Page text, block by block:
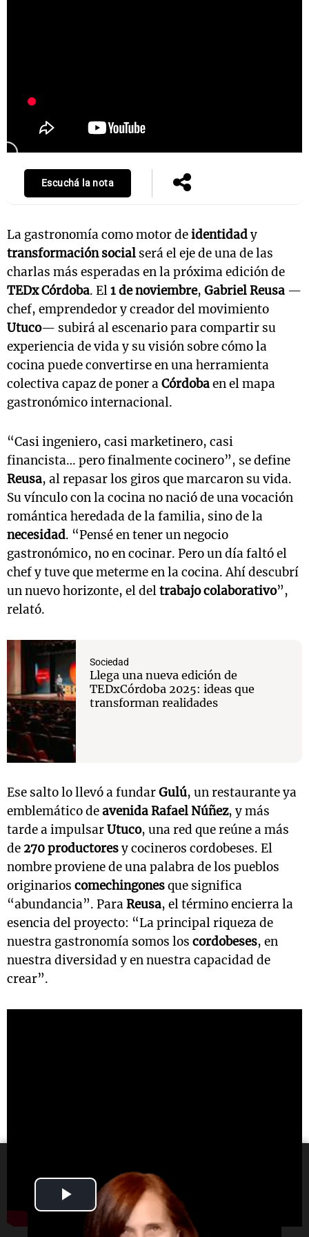
Play
Video
Escuchá la nota
La gastronomía como motor deidentidady
transformación social será el eje de una de las
charlas más esperadas en la próxima edición de
TEDx Córdoba. El1 de noviembre, Gabriel Reusa —
chef, emprendedor y creador del movimiento
Utuco— subirá al escenario para compartir su
experiencia de vida y su visión sobre cómo la
cocina puede convertirse en una herramienta
colectiva capaz de poner aCórdobaen el mapa
gastronómico internacional.
“Casi ingeniero, casi marketinero, casi
financista… pero finalmente cocinero”, se define
Reusa, al repasar los giros que marcaron su vida.
Su vínculo con la cocina no nació de una vocación
romántica heredada de la familia, sino de la
necesidad. “Pensé en tener un negocio
gastronómico, no en cocinar. Pero un día faltó el
chef y tuve que meterme en la cocina. Ahí descubrí
un nuevo horizonte, el deltrabajo colaborativo”,
relató.
Sociedad
Llega una nueva edición de
TEDxCórdoba 2025: ideas que
transforman realidades
Ese salto lo llevó a fundarGulú, un restaurante ya
emblemático deavenida Rafael Núñez, y más
tarde a impulsarUtuco, una red que reúne a más
de 270 productoresy cocineros cordobeses. El
nombre proviene de una palabra de los pueblos
originarios comechingonesque significa
“abundancia”. ParaReusa, el término encierra la
esencia del proyecto: “La principal riqueza de
nuestra gastronomía somos los cordobeses, en
nuestra diversidad y en nuestra capacidad de
crear”.